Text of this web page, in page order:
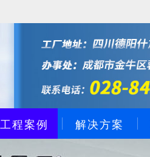
工程案例 解决方案